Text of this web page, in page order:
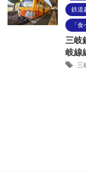
鉄道
「
三岐
岐線
三